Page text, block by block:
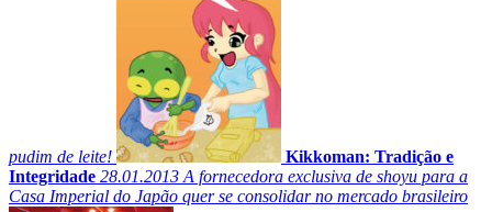
pudim de leite!
Kikkoman: Tradição e
Integridade 28.01.2013 A fornecedora exclusiva de shoyu para a
Casa Imperial do Japão quer se consolidar no mercado brasileiro